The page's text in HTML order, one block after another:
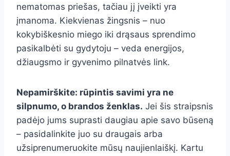
nematomas priešas, tačiau jį įveikti yra
įmanoma. Kiekvienas žingsnis – nuo
kokybiškesnio miego iki drąsaus sprendimo
pasikalbėti su gydytoju – veda energijos,
džiaugsmo ir gyvenimo pilnatvės link.
Nepamirškite: rūpintis savimi yra ne
silpnumo, o brandos ženklas. Jei šis straipsnis
padėjo jums suprasti daugiau apie savo būseną
– pasidalinkite juo su draugais arba
užsiprenumeruokite mūsų naujienlaiškį. Kartu